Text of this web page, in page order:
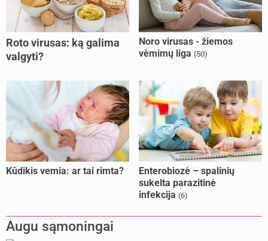
Roto virusas: ką galima
valgyti?
Noro virusas - žiemos
vėmimų liga (50)
Kūdikis vemia: ar tai rimta?
Enterobiozė – spalinių
sukelta parazitinė
infekcija (6)
Augu sąmoningai